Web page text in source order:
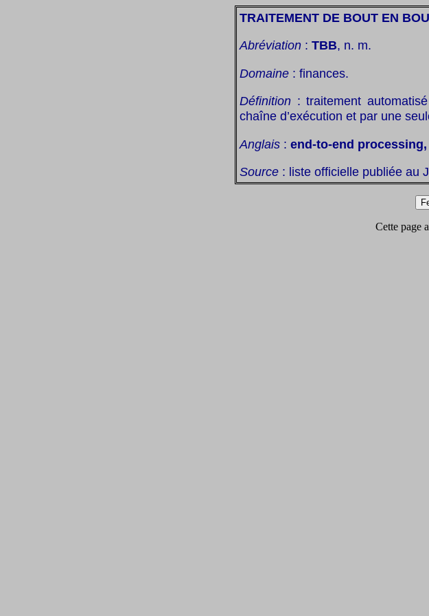
TRAITEMENT DE BOUT EN
Abréviation : TBB, n. m.
Domaine : finances.
Définition : traitement
chaîne d’exécution et par une
Anglais : end-to-end
Source : liste officielle publiée au
Cette page